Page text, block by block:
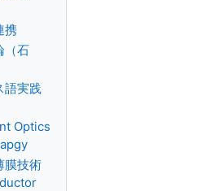
携
（石
語実践
Optics
膜技術